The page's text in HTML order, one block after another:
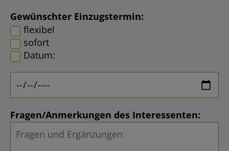
Gewünschter Einzugstermin:
flexibel
sofort
Datum:
Fragen/Anmerkungen des Interessenten: